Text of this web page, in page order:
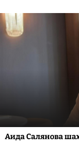
Аида Салянова